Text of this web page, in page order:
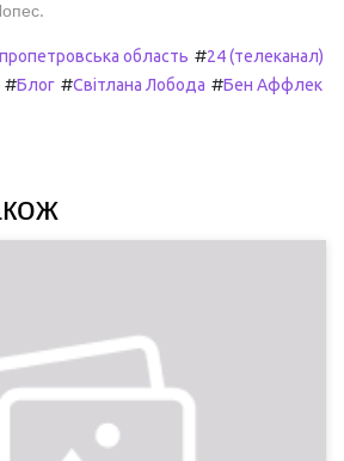
область #24 (телеканал)
#Блог #Світлана Лобода #Бен Аффлек